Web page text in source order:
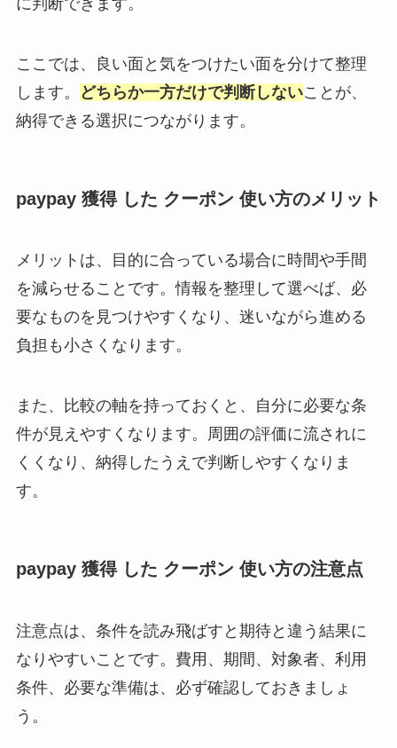
に判断できます。
ここでは、良い面と気をつけたい面を分けて整理
します。
どちらか一方だけで判断しないことが、
納得できる選択につながります。
paypay 獲得 した クーポン 使い方のメリット
メリットは、目的に合っている場合に時間や手間
を減らせることです。情報を整理して選べば、必
要なものを見つけやすくなり、迷いながら進める
負担も小さくなります。
また、比較の軸を持っておくと、自分に必要な条
件が見えやすくなります。周囲の評価に流されに
くくなり、納得したうえで判断しやすくなりま
す。
paypay 獲得 した クーポン 使い方の注意点
注意点は、条件を読み飛ばすと期待と違う結果に
なりやすいことです。費用、期間、対象者、利用
条件、必要な準備は、必ず確認しておきましょ
う。